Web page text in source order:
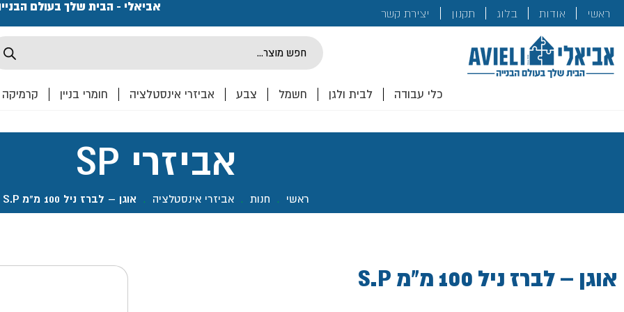
ראשי אודות בלוג תקנון יצירת קשרלכם!
אביאלי - הבית שלך בעולם
Products
search
כלי עבודה לבית ולגן חשמל צבע אביזרי אינסטלציה חומרי בניין קרמיקה
אביזרי SP
ראשי . חנות . אביזרי אינסטלציה . אוגן – לברז ניל 100 מ"מ S.P
אוגן – לברז ניל 100 מ"מ S.P